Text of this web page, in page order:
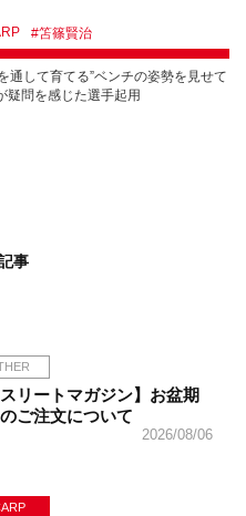
#笘篠賢治
を通して育てる”ベンチの姿勢を見せて
疑問を感じた選手起用
事
スリートマガジン】お盆期
ご注文について
2026/08/06